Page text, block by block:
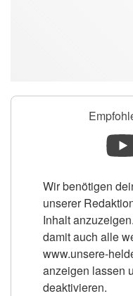
Wir benötigen
unserer
Inhalt
damit auch alle
www.unsere-
anzeigen lassen
deaktivieren.